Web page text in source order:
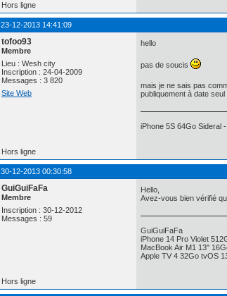
Hors ligne
23-12-2013 14:41:09
tofoo93
Membre
Lieu : Wesh city
Inscription : 24-04-2009
Messages : 3 820
Site Web
hello
pas de soucis
mais je ne sais pas
publiquement à date
iPhone 5S 64Go Sideral
Hors ligne
30-12-2013 00:30:58
GuiGuiFaFa
Membre
Inscription : 30-12-2012
Messages : 59
Hello,
Avez-vous bien vérifié
GuiGuiFaFa
iPhone 14 Pro Violet
MacBook Air M1 13"
Apple TV 4 32Go tvOS
Hors ligne